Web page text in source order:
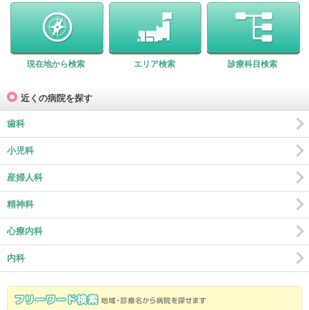
現在地から検索 エリア検索 診療科目検索
近くの病院を探す
歯科
小児科
産婦人科
精神科
心療内科
内科